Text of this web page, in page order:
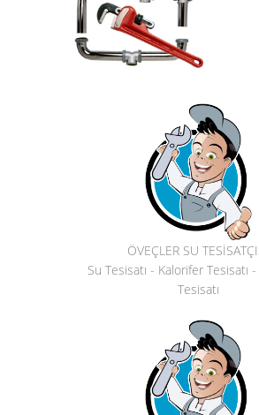
ÖVEÇLER SU
Su Tesisatı - Kalorifer Tesisatı
Tesisatı